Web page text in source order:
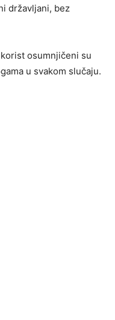
državljani, bez
osumnjičeni su
u svakom slučaju.